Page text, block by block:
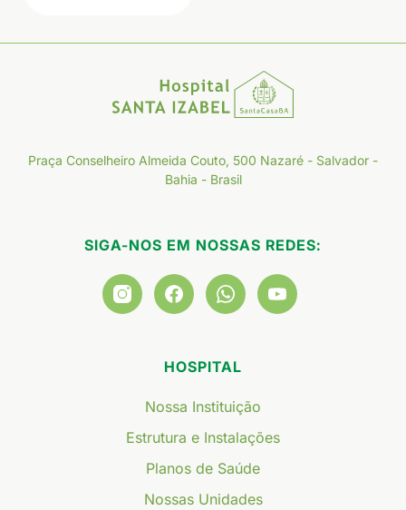
Praça Conselheiro Almeida Couto, 500 Nazaré - Salvador -
Bahia - Brasil
SIGA-NOS EM NOSSAS REDES:
HOSPITAL
Nossa Instituição
Estrutura e Instalações
Planos de Saúde
Nossas Unidades